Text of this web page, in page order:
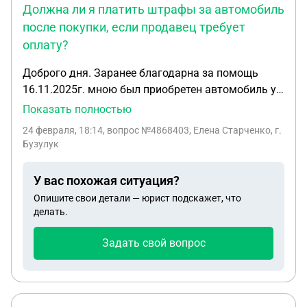
делить доли между ним и мной. Это возможно?
Должна ли я платить штрафы за автомобиль
после покупки, если продавец требует
оплату?
Доброго дня. Заранее благодарна за помощь
16.11.2025г. мною был приобретен автомобиль у
его предыдущего владельца, в г. Оренбург.
договора купли-продажи проходили в
меня и, в дальнейшем, ремонтом данного
автомобиля. После подписания договора мой
доверенный забрал автомобиль и перегнал его в
сервис для дальнейшего ремонта. Через
несколько дней бывший хозяин автомобиля стал
автомобиль пришли штрафы. Машина еще не
Показать полностью
24 февраля, 18:14, вопрос №4868403, Елена Старченко, г.
Бузулук
У вас похожая ситуация?
Опишите свои детали — юрист подскажет, что
делать.
Задать свой вопрос